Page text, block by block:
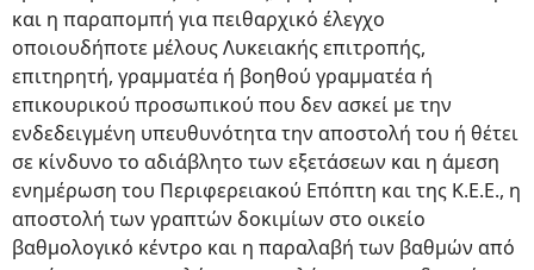
και η παραπομπή για πειθαρχικό έλεγχο
οποιουδήποτε μέλους Λυκειακής επιτροπής,
επιτηρητή, γραμματέα ή βοηθού γραμματέα ή
επικουρικού προσωπικού που δεν ασκεί με την
ενδεδειγμένη υπευθυνότητα την αποστολή του ή θέτει
σε κίνδυνο το αδιάβλητο των εξετάσεων και η άμεση
ενημέρωση του Περιφερειακού Επόπτη και της Κ.Ε.Ε., η
αποστολή των γραπτών δοκιμίων στο οικείο
βαθμολογικό κέντρο και η παραλαβή των βαθμών από